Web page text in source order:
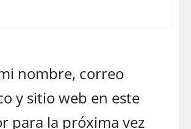
nombre, correo
y sitio web en este
para la próxima vez